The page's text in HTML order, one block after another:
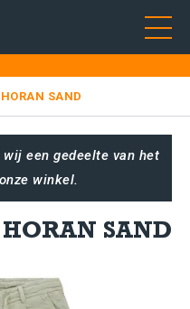
SAND
een gedeelte van het
winkel.
SAND